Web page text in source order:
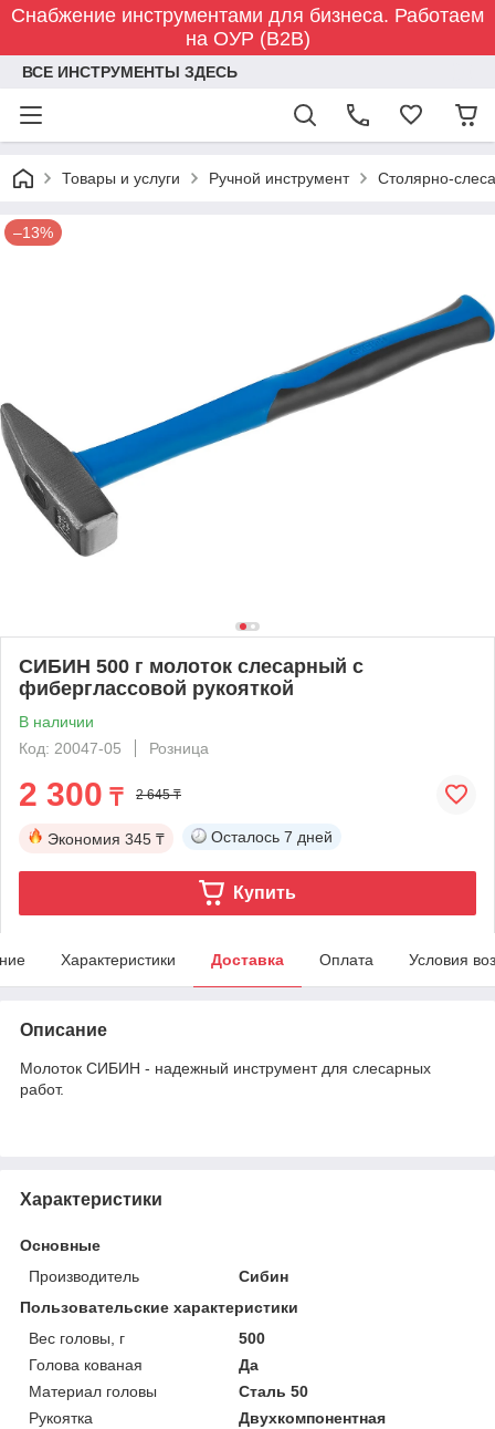
Снабжение инструментами для бизнеса. Работаем
на ОУР (B2B)
ВСЕ ИНСТРУМЕНТЫ ЗДЕСЬ
Товары и услуги Ручной инструмент Столярно-
–13%
СИБИН 500 г молоток слесарный с
фиберглассовой рукояткой
В наличии
Код: 20047-05
Розница
2 300 ₸ 2 645 ₸
Экономия 345 ₸ Осталось 7 дней
Купить
Характеристики Доставка Оплата Условия
Описание
Молоток СИБИН - надежный инструмент для слесарных
работ.
Характеристики
Основные
Производитель
Сибин
Пользовательские характеристики
Вес головы, г
500
Голова кованая
Да
Материал головы
Сталь 50
Рукоятка
Двухкомпонентная